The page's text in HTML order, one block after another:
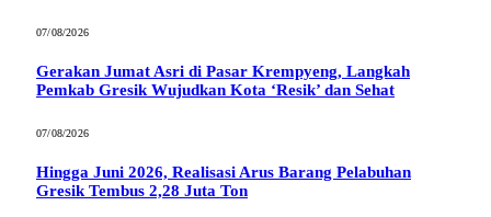
07/08/2026
Gerakan Jumat Asri di Pasar Krempyeng, Langkah
Pemkab Gresik Wujudkan Kota ‘Resik’ dan Sehat
07/08/2026
Hingga Juni 2026, Realisasi Arus Barang Pelabuhan
Gresik Tembus 2,28 Juta Ton